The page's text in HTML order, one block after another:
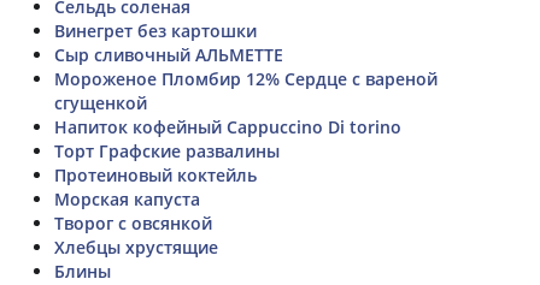
Сельдь соленая
Винегрет без картошки
Сыр сливочный АЛЬМЕТТЕ
Мороженое Пломбир 12% Сердце с вареной
сгущенкой
Напиток кофейный Cappuccino Di torino
Торт Графские развалины
Протеиновый коктейль
Морская капуста
Творог с овсянкой
Хлебцы хрустящие
Блины